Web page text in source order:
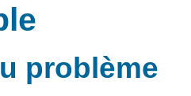
problème